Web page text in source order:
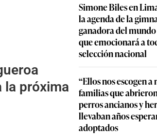
la próxima
Simone Biles en
la agenda de la
ganadora del
que emocionará a
selección nacional
“Ellos nos escogen a
familias que
perros ancianos y
llevaban años
adoptados